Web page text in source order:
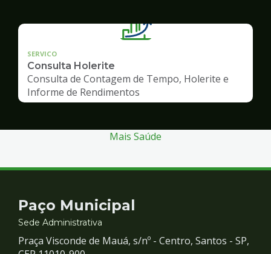
SERVICO
Consulta Holerite
Consulta de Contagem de Tempo, Holerite e
Informe de Rendimentos
Mais Saúde
Contato
e
Paço Municipal
Sede Administrativa
Praça Visconde de Mauá, s/nº - Centro, Santos - SP,